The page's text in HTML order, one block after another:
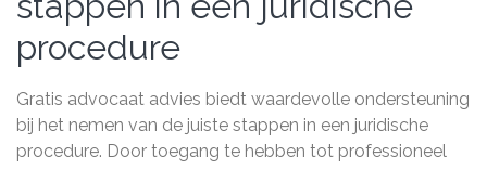
procedure
Gratis advocaat advies biedt waardevolle ondersteuning
bij het nemen van de juiste stappen in een juridische
procedure. Door toegang te hebben tot professioneel